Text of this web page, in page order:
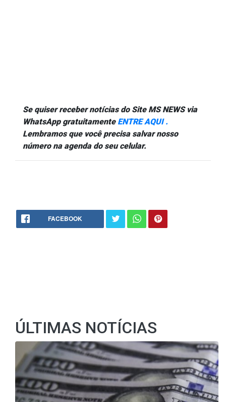
Se quiser receber notícias do Site MS NEWS via
WhatsApp gratuitamente ENTRE AQUI .
Lembramos que você precisa salvar nosso
número na agenda do seu celular.
FACEBOOK
ÚLTIMAS NOTÍCIAS